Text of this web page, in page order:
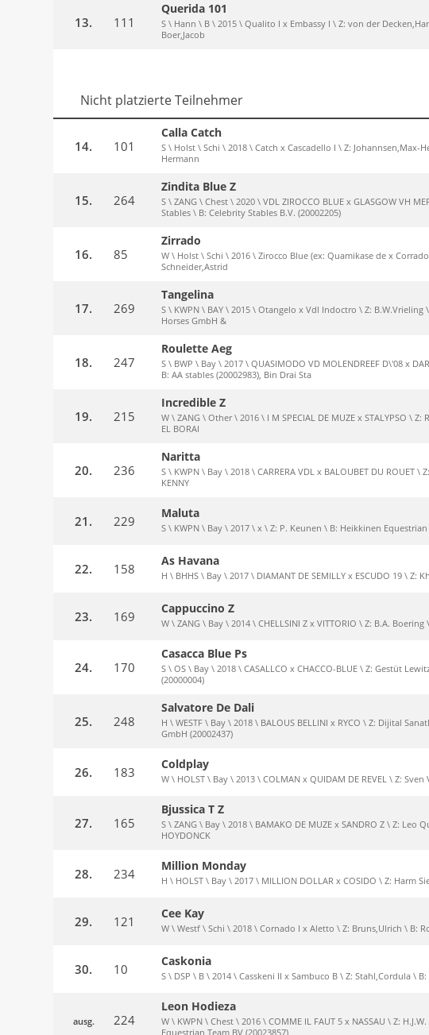
13. 111
Querida 101
S \ Hann \ B \ 2015 \ Qualito I x Embassy I \ Z: von der
Boer,Jacob
Nicht platzierte Teilnehmer
14. 101
Calla Catch
S \ Holst \ Schi \ 2018 \ Catch x Cascadello I \ Z: Johannsen,Max-
Hermann
15. 264
Zindita Blue Z
S \ ZANG \ Chest \ 2020 \ VDL ZIROCCO BLUE x GLASGOW VH
Stables \ B: Celebrity Stables B.V. (20002205)
16. 85
Zirrado
W \ Holst \ Schi \ 2016 \ Zirocco Blue (ex: Quamikase de x
Schneider,Astrid
17. 269
Tangelina
S \ KWPN \ BAY \ 2015 \ Otangelo x Vdl Indoctro \ Z: B.W.Vrieling
Horses GmbH &
18. 247
Roulette Aeg
S \ BWP \ Bay \ 2017 \ QUASIMODO VD MOLENDREEF D\'08 x
B: AA stables (20002983), Bin Drai Sta
19. 215
Incredible Z
W \ ZANG \ Other \ 2016 \ I M SPECIAL DE MUZE x STALYPSO \
EL BORAI
20. 236
Naritta
S \ KWPN \ Bay \ 2018 \ CARRERA VDL x BALOUBET DU ROUET \
KENNY
21. 229
Maluta
S \ KWPN \ Bay \ 2017 \ x \ Z: P. Keunen \ B: Heikkinen Equestrian
22. 158
As Havana
H \ BHHS \ Bay \ 2017 \ DIAMANT DE SEMILLY x ESCUDO 19 \ Z:
23. 169
Cappuccino Z
W \ ZANG \ Bay \ 2014 \ CHELLSINI Z x VITTORIO \ Z: B.A. Boering
24. 170
Casacca Blue Ps
S \ OS \ Bay \ 2018 \ CASALLCO x CHACCO-BLUE \ Z: Gestüt
(20000004)
25. 248
Salvatore De Dali
H \ WESTF \ Bay \ 2018 \ BALOUS BELLINI x RYCO \ Z: Dijital
GmbH (20002437)
26. 183
Coldplay
W \ HOLST \ Bay \ 2013 \ COLMAN x QUIDAM DE REVEL \ Z:
27. 165
Bjussica T Z
S \ ZANG \ Bay \ 2018 \ BAMAKO DE MUZE x SANDRO Z \ Z: Leo
HOYDONCK
28. 234
Million Monday
H \ HOLST \ Bay \ 2017 \ MILLION DOLLAR x COSIDO \ Z: Harm
29. 121
Cee Kay
W \ Westf \ Schi \ 2018 \ Cornado I x Aletto \ Z: Bruns,Ulrich \ B:
30. 10
Caskonia
S \ DSP \ B \ 2014 \ Casskeni II x Sambuco B \ Z: Stahl,Cordula \
ausg. 224
Leon Hodieza
W \ KWPN \ Chest \ 2016 \ COMME IL FAUT 5 x NASSAU \ Z:
Equestrian Team BV (20023857)